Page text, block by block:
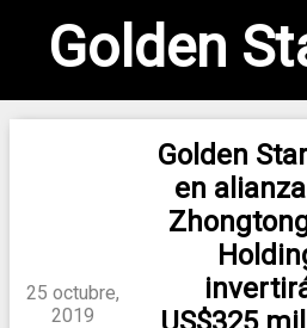
Golden
25 octubre,
2019
Golden
en